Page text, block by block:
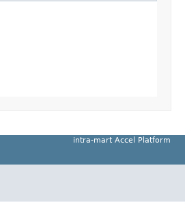
intra-mart Accel Platform